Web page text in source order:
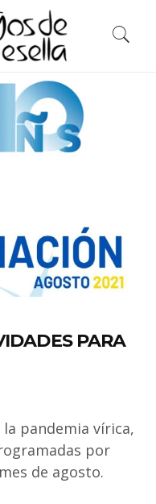
PARA
pandemia vírica,
por
de agosto.